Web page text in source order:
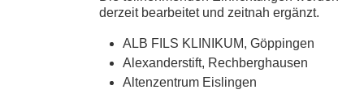
derzeit bearbeitet und zeitnah ergänzt.
ALB FILS KLINIKUM, Göppingen
Alexanderstift, Rechberghausen
Altenzentrum Eislingen